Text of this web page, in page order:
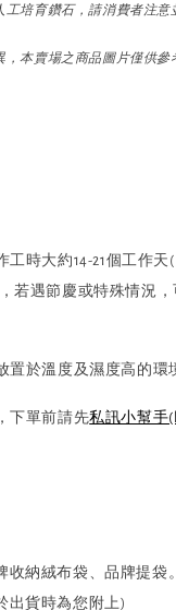
培育鑽石，請消費者注意
，本賣場之商品圖片僅供
時大約14-21個工作天(
若遇節慶或特殊情況
於溫度及濕度高的環
下單前請先私訊小幫手
收納絨布袋、品牌提袋
出貨時為您附上)